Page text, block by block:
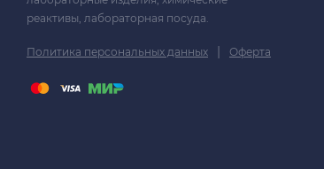
реактивы, лабораторная посуда.
Политика персональных данных | Оферта